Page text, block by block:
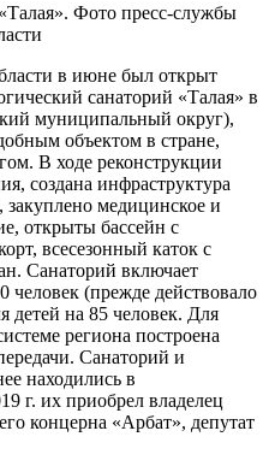
Фото пресс-службы
в июне был открыт
санаторий «Талая» в
муниципальный округ),
объектом в стране,
В ходе реконструкции
создана инфраструктура
медицинское и
открыты бассейн с
всесезонный каток с
Санаторий включает
человек (прежде действовало
детей на 85 человек. Для
региона построена
Санаторий и
находились в
г. их приобрел владелец
концерна «Арбат», депутат